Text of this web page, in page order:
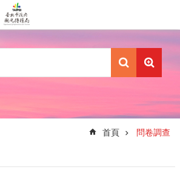
首頁 問卷調查